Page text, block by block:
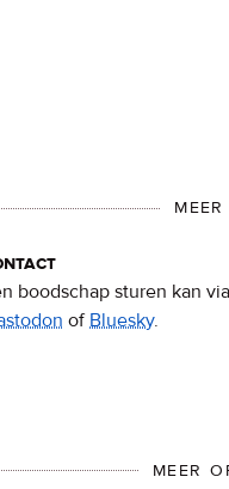
boodschap sturen kan via
ofBluesky.
MEER